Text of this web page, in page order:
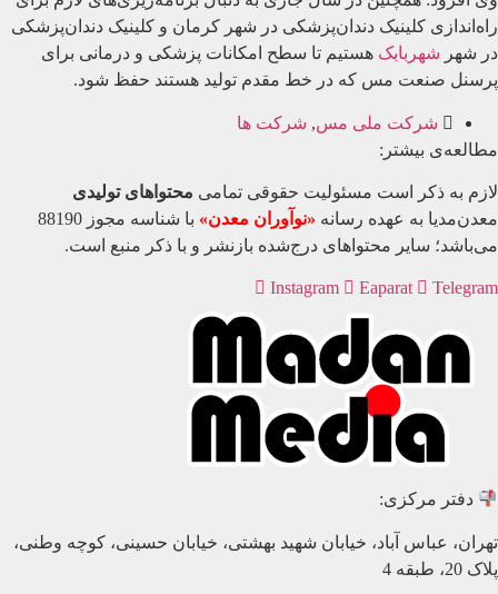
راه‌اندازی کلینیک دندان‌پزشکی در شهر کرمان و کلینیک دندان‌پزشکی
در شهر شهربابک هستیم تا سطح امکانات پزشکی و درمانی برای
پرسنل صنعت مس که در خط مقدم تولید هستند حفظ شود.
شرکت ملی مس, شرکت ها
مطالعه‌ی بیشتر:
لازم به ذکر است مسئولیت حقوقی تمامی محتواهای تولیدی
معدن‌مدیا به عهده رسانه «نوآوران معدن»
با شناسه مجوز 88190
می‌باشد؛ سایر محتواهای درج‌شده بازنشر و با ذکر منبع است.
Instagram Eaparat Telegram
دفتر مرکزی:
تهران، عباس آباد، خیابان شهید بهشتی، خیابان حسینی، کوچه وطنی،
پلاک 20، طبقه 4